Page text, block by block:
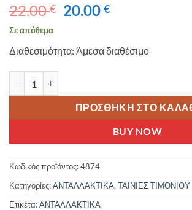
22.00€ Original
22.00 €.
20.00€Η
είναι:
Σε απόθεμα
Διαθεσιμότητα: Άμεσα διαθέσιμο
ΠΡΟΣΘΉΚΗ ΣΤΟ
BUY NOW
Κωδικός προϊόντος:4874
Κατηγορίες:ΑΝΤΑΛΛΑΚΤΙΚΑ, ΤΑΙΝΙΕΣ ΤΙΜΟΝΙΟΥ
Ετικέτα:ΑΝΤΑΛΛΑΚΤΙΚΑ